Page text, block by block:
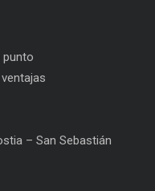
punto
– San Sebastián